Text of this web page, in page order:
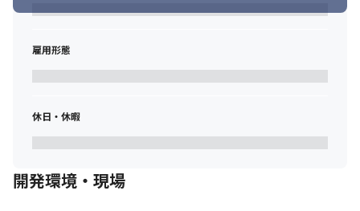
お互いに刺激し合い、高め合うことのできる仲間が多く在籍して
できる環境があります
■ この仕事のやりがい
開発時の緊張感もあります
雇用形態
休日・休暇
開発環境・現場